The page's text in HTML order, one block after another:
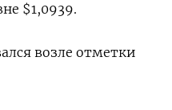
$1,0939​.
возле отметки